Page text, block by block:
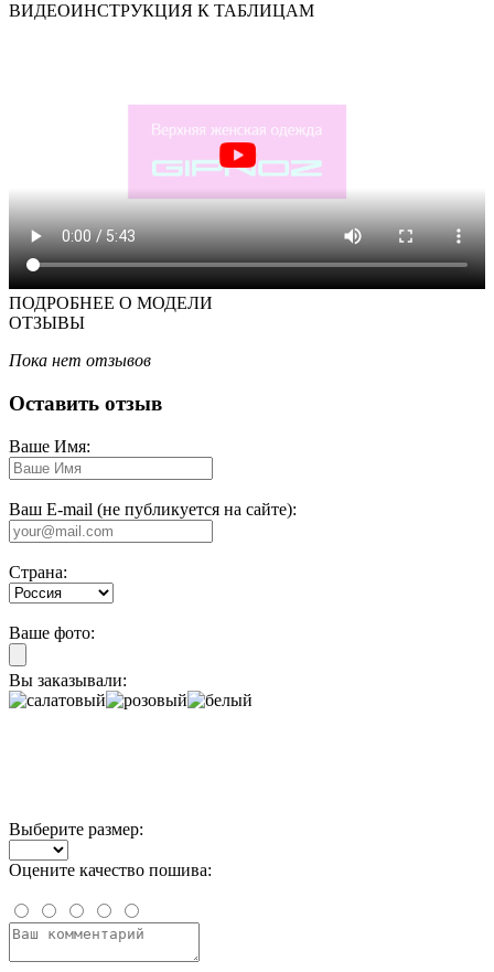
ВИДЕОИНСТРУКЦИЯ К ТАБЛИЦАМ
ПОДРОБНЕЕ О МОДЕЛИ
ОТЗЫВЫ
Пока нет отзывов
Оставить отзыв
Ваше Имя:
Ваш E-mail (не публикуется на сайте):
Страна:
Ваше фото:
Вы заказывали:
Выберите размер:
Оцените качество пошива: